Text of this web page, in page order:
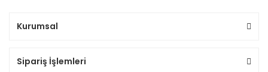
Kurumsal
Sipariş İşlemleri